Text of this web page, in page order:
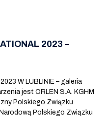
2023 –
W LUBLINIE – galeria
jest ORLEN S.A. KGHM
Polskiego Związku
Polskiego Związku